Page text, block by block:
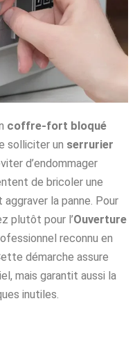
coffre-fort bloqué
solliciter un serrurier
d’endommager
de bricoler une
la panne. Pour
plutôt pour l’Ouverture
reconnu en
démarche assure
mais garantit aussi la
inutiles.